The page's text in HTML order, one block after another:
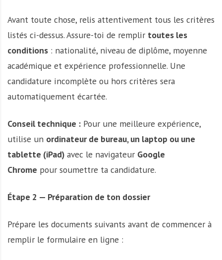
Avant toute chose, relis attentivement tous les critères
listés ci-dessus. Assure-toi de remplir toutes les
conditions : nationalité, niveau de diplôme, moyenne
académique et expérience professionnelle. Une
candidature incomplète ou hors critères sera
automatiquement écartée.
Conseil technique : Pour une meilleure expérience,
utilise un ordinateur de bureau, un laptop ou une
tablette (iPad) avec le navigateur Google
Chrome pour soumettre ta candidature.
Étape 2 — Préparation de ton dossier
Prépare les documents suivants avant de commencer à
remplir le formulaire en ligne :